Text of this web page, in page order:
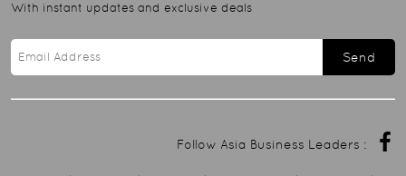
With instant updates and exclusive deals
Send
Follow Asia Business Leaders :